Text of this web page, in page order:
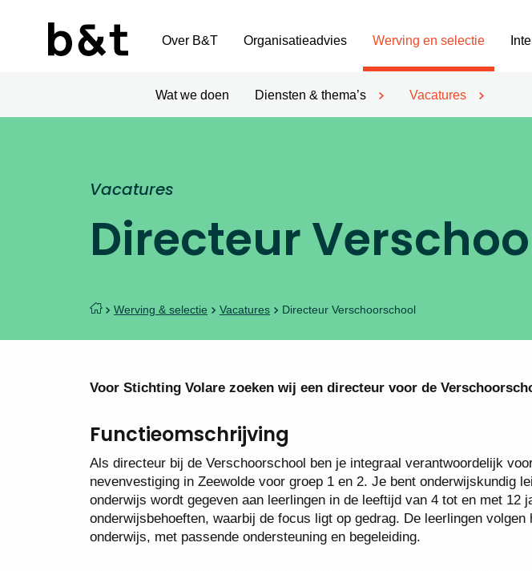
Over B&T Organisatieadvies Werving en selectie
Wat we doen Diensten & thema’s Vacatures
Directeur
Vacatures
Werving & selectie Vacatures Directeur Verschoorschool
Voor Stichting Volare zoeken wij een directeur voor de
Functieomschrijving
Als directeur bij de Verschoorschool ben je integraal verantwoordelijk
nevenvestiging in Zeewolde voor groep 1 en 2. Je bent onderwijskundig
onderwijs wordt gegeven aan leerlingen in de leeftijd van 4 tot en met 12
onderwijsbehoeften, waarbij de focus ligt op gedrag. De leerlingen
onderwijs, met passende ondersteuning en begeleiding.